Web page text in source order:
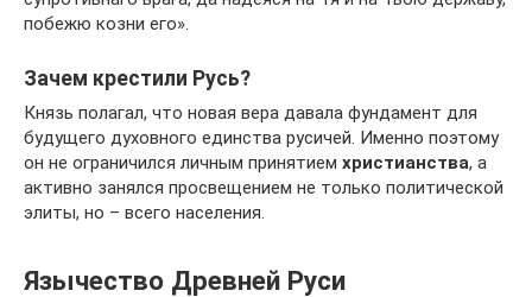
побежю козни его».
Зачем крестили Русь?
Князь полагал, что новая вера давала фундамент для
будущего духовного единства русичей. Именно поэтому
он не ограничился личным принятием христианства, а
активно занялся просвещением не только политической
элиты, но – всего населения.
Язычество Древней Руси